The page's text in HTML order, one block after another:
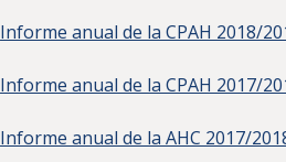
Informe anual de la CPAH 2018/
Informe anual de la CPAH 2017/
Informe anual de la AHC 2017/